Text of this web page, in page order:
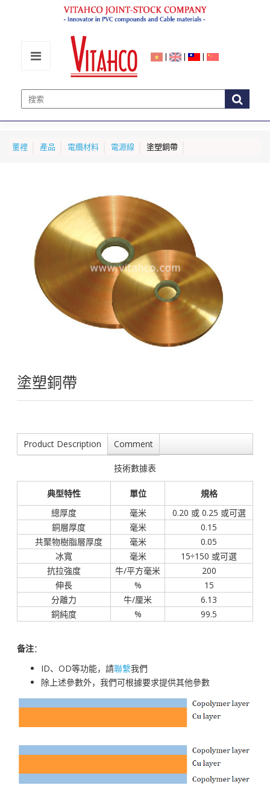
| | |
董裡 產品 電纜材料 電源線 塗塑銅帶
塗塑銅帶
Product Description Comment
技術數據表
典型特性 單位
規格
總厚度
毫米
0.20 或 0.25 或可選
銅層厚度
毫米
0.15
共聚物樹脂層厚度
毫米
0.05
冰寬
毫米
15÷150 或可選
抗拉強度
牛/平方毫米
200
伸長
%
15
分離力
牛/厘米
6.13
銅純度
% 99.5
备注：
ID、OD等功能，請聯繫我們
除上述參數外，我們可根據要求提供其他參數